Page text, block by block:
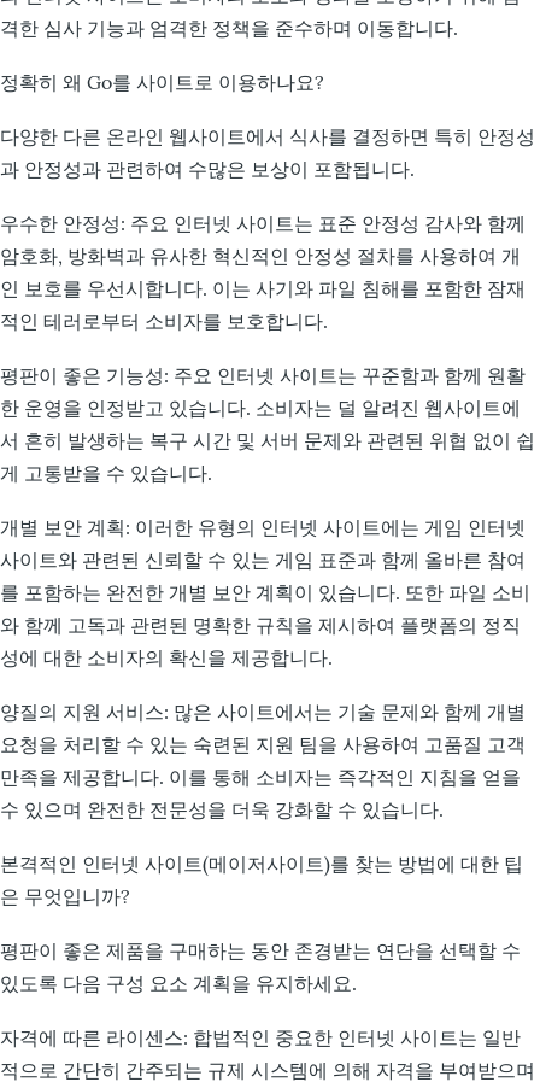
격한 심사 기능과 엄격한 정책을 준수하며 이동합니다.
정확히 왜 Go를 사이트로 이용하나요?
다양한 다른 온라인 웹사이트에서 식사를 결정하면 특히 안정성
과 안정성과 관련하여 수많은 보상이 포함됩니다.
우수한 안정성: 주요 인터넷 사이트는 표준 안정성 감사와 함께
암호화, 방화벽과 유사한 혁신적인 안정성 절차를 사용하여 개
인 보호를 우선시합니다. 이는 사기와 파일 침해를 포함한 잠재
적인 테러로부터 소비자를 보호합니다.
평판이 좋은 기능성: 주요 인터넷 사이트는 꾸준함과 함께 원활
한 운영을 인정받고 있습니다. 소비자는 덜 알려진 웹사이트에
서 흔히 발생하는 복구 시간 및 서버 문제와 관련된 위협 없이 쉽
게 고통받을 수 있습니다.
개별 보안 계획: 이러한 유형의 인터넷 사이트에는 게임 인터넷
사이트와 관련된 신뢰할 수 있는 게임 표준과 함께 올바른 참여
를 포함하는 완전한 개별 보안 계획이 있습니다. 또한 파일 소비
와 함께 고독과 관련된 명확한 규칙을 제시하여 플랫폼의 정직
성에 대한 소비자의 확신을 제공합니다.
양질의 지원 서비스: 많은 사이트에서는 기술 문제와 함께 개별
요청을 처리할 수 있는 숙련된 지원 팀을 사용하여 고품질 고객
만족을 제공합니다. 이를 통해 소비자는 즉각적인 지침을 얻을
수 있으며 완전한 전문성을 더욱 강화할 수 있습니다.
본격적인 인터넷 사이트(메이저사이트)를 찾는 방법에 대한 팁
은 무엇입니까?
평판이 좋은 제품을 구매하는 동안 존경받는 연단을 선택할 수
있도록 다음 구성 요소 계획을 유지하세요.
자격에 따른 라이센스: 합법적인 중요한 인터넷 사이트는 일반
적으로 간단히 간주되는 규제 시스템에 의해 자격을 부여받으며